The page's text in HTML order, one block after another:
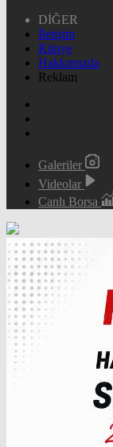
DİĞER
İletişim
Künye
Hakkımızda
Reklam
Galeriler
Videolar
Canlı Borsa